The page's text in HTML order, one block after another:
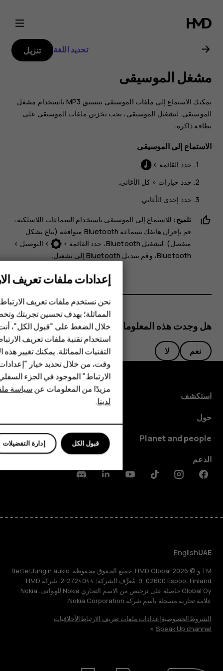
دليل
مستخدم
Nokia
3310
الهواتف الذكية
الهواتف المميزة
الأكسسوارات
HMD Terra M
HMD Watch
للأعمال
تحديد اللغة تنزيل
مشغل الموسيقى
يمكنك الاستماع إلى ملفات الموسيقى بتنسيق MP3 باستخدام مشغل
الموسيقى. لتشغيل الموسيقى، يجب تخزين ملفات الموسيقى على
بطاقة ذاكرة.
الاستماع إلى الموسيقى
حدد القائمة >
.
حدد خيارات > كل الأغاني.
حدد إحدى الأغاني.
تلميح: للاستماع إلى الموسيقى باستخدام السماعات اللاسلكية،
قم بإقران هاتفك بسماعة Bluetooth متوافقة (تباع بشكل
منفصل). لتشغيل Bluetooth، حدد
القائمة >
> التوصيل‬‏‫ >
Bluetooth
‎Bluetooth إلى ‏‎ تشغيل.
هل وجدت هذه المعلومات مفيدة؟
نعم لا
استكشف
حول
Planet and people
الدعم
Facebook
Instagram
Tiktok
Youtube
Linkedin
Discord
UAE
English
TM و © 2026 HMD Global. جميع الحقوق محفوظة. Bertel Jungin aukio
9, 02600 Espoo, Finland. مُعرِّف الشركة: 2724044-2. شركة HMD
Global Oy حاصلة على ترخيص من الاسم التجاري Nokia للهواتف. Nokia
علامة تجارية مسجلة باسم شركة Nokia Corporation.
الشروطالخصوصيةإعدادات ملفات تعريف الارتباطالأخلاقيات
Speak Up channel
إعدادات ملفات تعريف
نحن نستخدم ملفات تعريف
المماثلة؛ بهدف تحسين تجربتك
خلال الضغط على "قبول الكل"،
استخدام تقنية ملفات تعريف
التقنيات المماثلة. يمكنك تغيير
وقت، من خلال تحديد خيار
الارتباط" الموجود في الجزء
مزيدًا من المعلومات عنسياسة
لدينا.
إدارة التفضيلات قبول الكل